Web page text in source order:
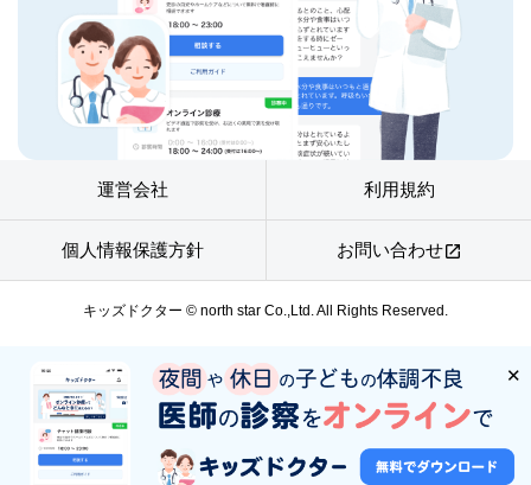
✕
運営会社 利用規約
個人情報保護方針 お問い合わせopen_in_new
キッズドクター © north star Co.,Ltd. All Rights Reserved.